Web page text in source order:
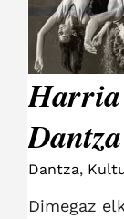
Dantza,
Dimegaz